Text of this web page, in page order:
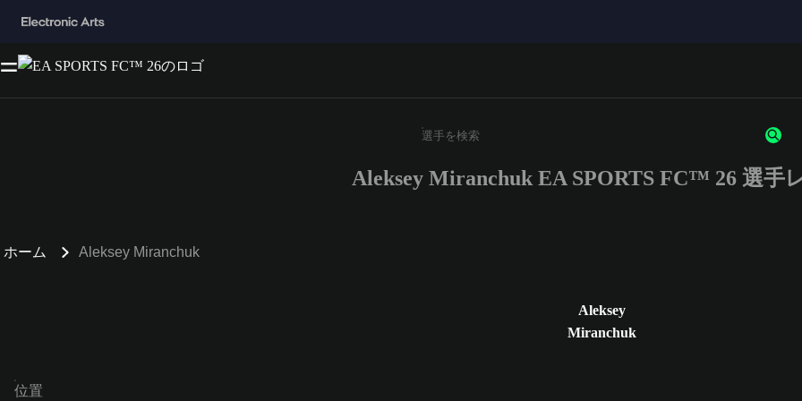
3文字以上の文字または数字を入力してください。
Aleksey Miranchuk EA SPORTS FC™ 26 選手
ホーム Aleksey Miranchuk
Aleksey
Miranchuk
位置